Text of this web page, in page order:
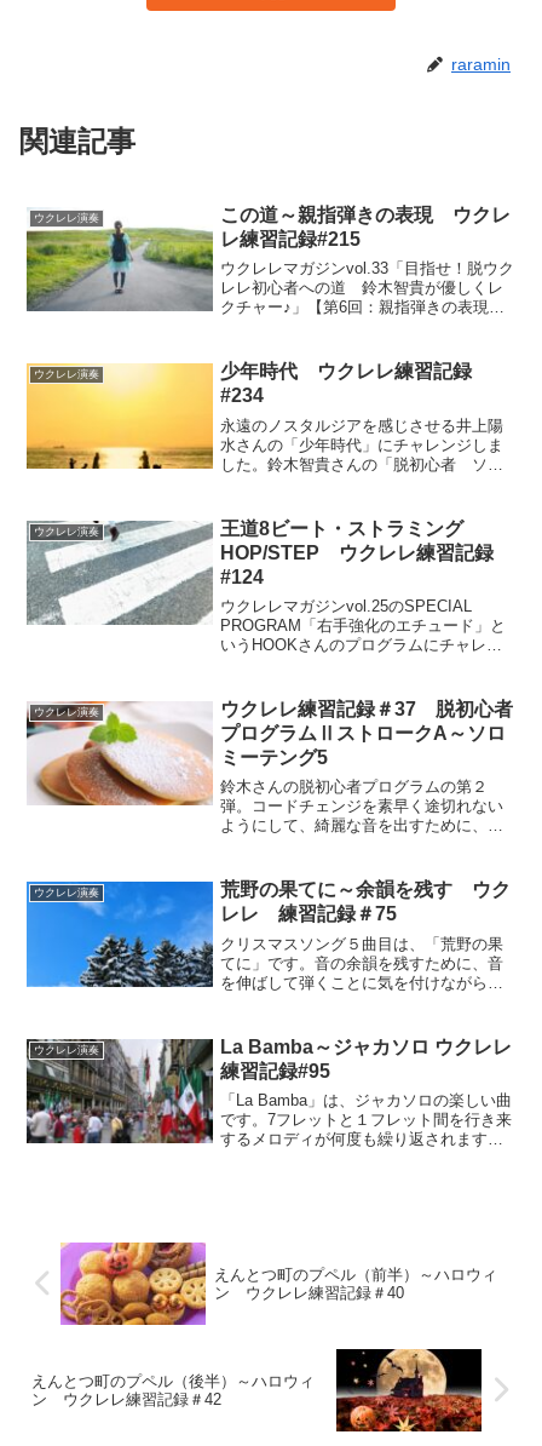
raramin
関連記事
ウクレレ演奏
この道～親指弾きの表現 ウクレ
レ練習記録#215
ウクレレマガジンvol.33「目指せ！脱ウク
レレ初心者への道 鈴木智貴が優しくレ
クチャー♪」【第6回：親指弾きの表現強
しました。音の強弱をコントロールする
ことや、高音フレーズを弾くときに親指
を移動することを意識して練習しまし
た。
ウクレレ演奏
少年時代 ウクレレ練習記録
#234
永遠のノスタルジアを感じさせる井上陽
水さんの「少年時代」にチャレンジしま
した。鈴木智貴さんの「脱初心者 ソ
やすい速さですが、ハーモニクスが曲の
流れに乗せて弾けるかが今回のカギで
す。
ウクレレ演奏
王道8ビート・ストラミング
HOP/STEP ウクレレ練習記録
#124
ウクレレマガジンvol.25のSPECIAL
PROGRAM「右手強化のエチュード」と
いうHOOKさんのプログラムにチャレン
シンコペーションのリズムで弾く練習で
す。
ウクレレ演奏
ウクレレ練習記録＃37 脱初心者
プログラムⅡストロークA～ソロ
ミーテング5
鈴木さんの脱初心者プログラムの第２
弾。コードチェンジを素早く途切れない
ようにして、綺麗な音を出すために、指
ウクレレ演奏
荒野の果てに～余韻を残す ウク
レレ 練習記録＃75
クリスマスソング５曲目は、「荒野の果
てに」です。音の余韻を残すために、音
を伸ばして弾くことに気を付けながら練
ウクレレ演奏
La Bamba～ジャカソロ ウクレレ
練習記録#95
「La Bamba」は、ジャカソロの楽しい曲
です。7フレットと１フレット間を行き来
するメロディが何度も繰り返されます。
えんとつ町のプペル（前半）～ハロウィ
ン ウクレレ練習記録＃40
えんとつ町のプペル（後半）～ハロウィ
ン ウクレレ練習記録＃42